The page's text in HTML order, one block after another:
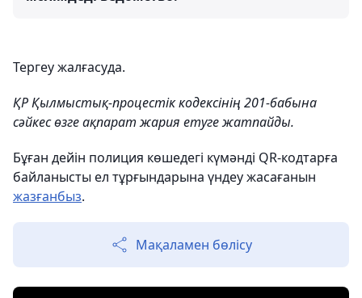
Тергеу жалғасуда.
ҚР Қылмыстық-процестік кодексінің 201-бабына
сәйкес өзге ақпарат жария етуге жатпайды.
Бұған дейін полиция көшедегі күмәнді QR-кодтарға
байланысты ел тұрғындарына үндеу жасағанын
жазғанбыз.
Мақаламен бөлісу